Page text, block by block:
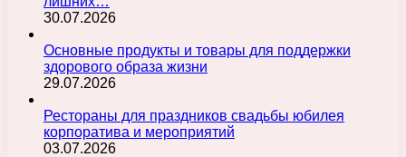
30.07.2026
Основные продукты и товары для поддержки
здорового образа жизни
29.07.2026
Рестораны для праздников свадьбы юбилея
корпоратива и мероприятий
03.07.2026